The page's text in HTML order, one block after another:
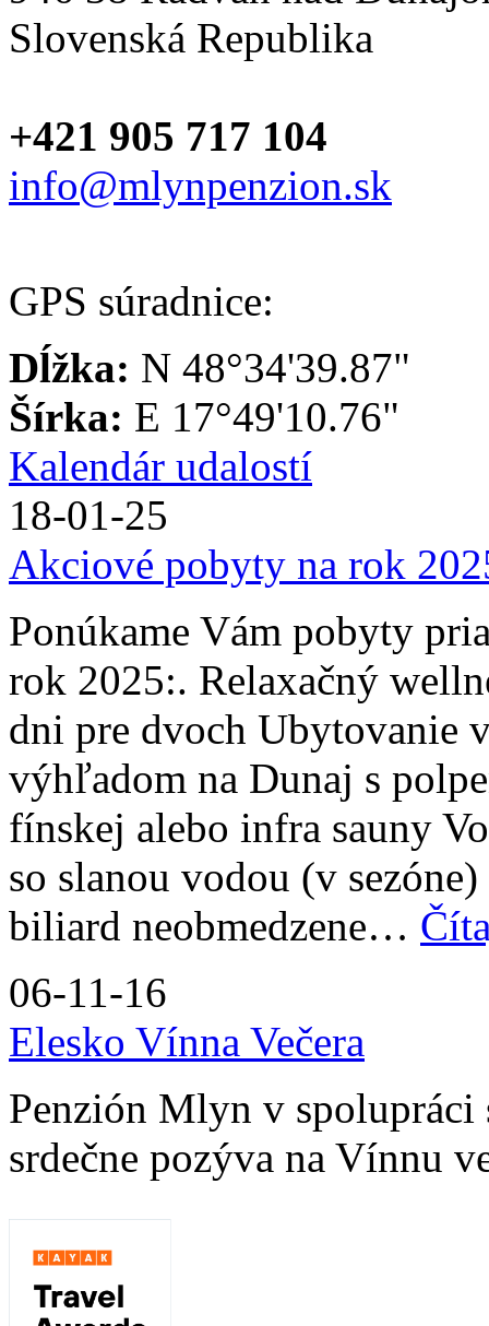
Slovenská Republika
+421 905 717 104
info@mlynpenzion.sk
GPS súradnice:
Dĺžka: N 48°34'39.87"
Šírka: E 17°49'10.76"
Kalendár udalostí
18-01-25
Akciové pobyty na rok
Ponúkame Vám pobyty
rok 2025:. Relaxačný
dni pre dvoch Ubytovanie
výhľadom na Dunaj s
fínskej alebo infra sauny
so slanou vodou (v
biliard neobmedzene…
06-11-16
Elesko Vínna Večera
Penzión Mlyn v spolupráci
srdečne pozýva na Vínnu